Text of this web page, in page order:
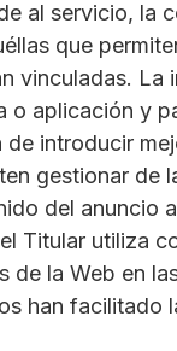
al servicio, la
que
vinculadas.
o aplicación y
introducir
gestionar de
del anuncio
Titular utiliza
de la Web en
han facilitado